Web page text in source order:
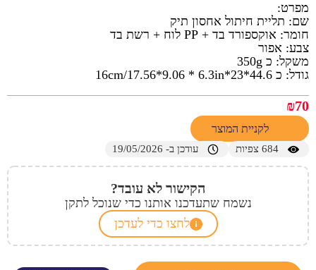
מפרט:
שם: תליית חיתול אחסון תיק
חומר: אוקספורד בד + PP לוח + רשת בד
צבע: אפור
משקל: כ 350g
גודל: כ 44.6*23*16cm/17.56*9.06 * 6.3in
₪70
לקניית המוצר
684 צפיות עודכן ב- 19/05/2026
הקישור לא עובד?
נשמח שתעדכנו אותנו כדי שנוכל לתקן
לחצו כדי לעדכן